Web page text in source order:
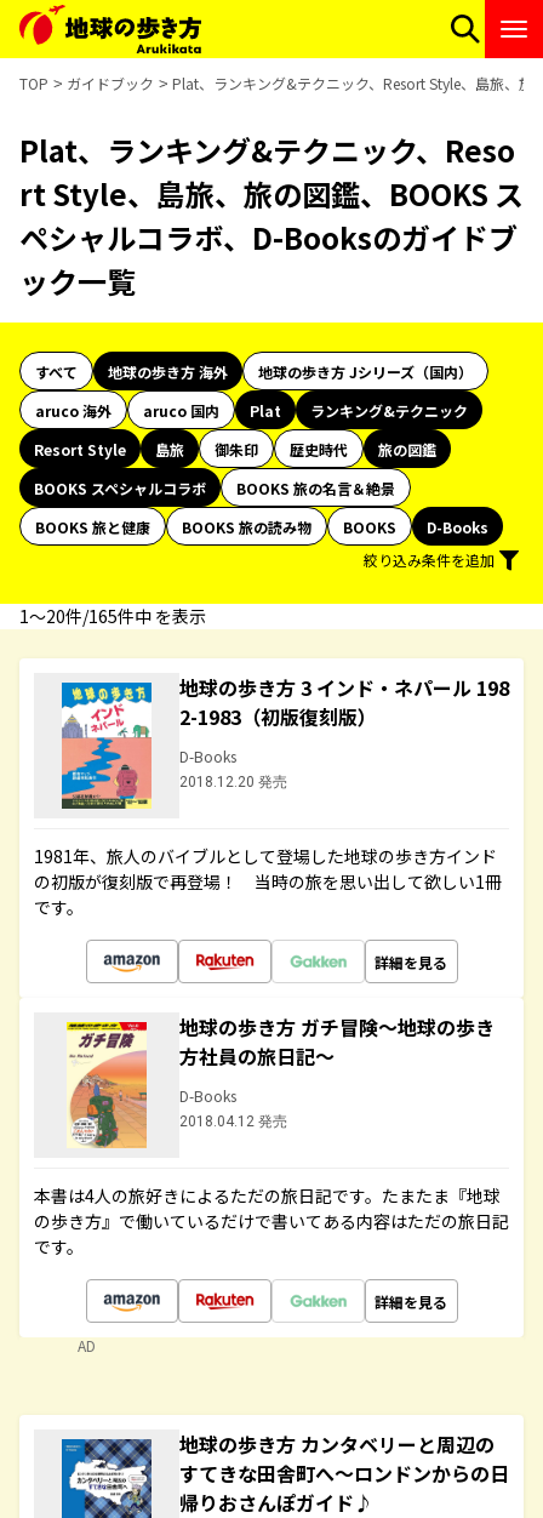
TOP ガイドブック Plat、ランキング&テクニック、Resort Style、島旅、
Plat、ランキング&テクニック、Reso
rt Style、島旅、旅の図鑑、BOOKS ス
ペシャルコラボ、D-Booksのガイドブ
ック一覧
すべて 地球の歩き方 海外
地球の歩き方 Jシリーズ（国内）
aruco 海外
aruco 国内 Plat
ランキング&テクニック
Resort Style
島旅 御朱印 歴史時代
旅の図鑑
BOOKS スペシャルコラボ
BOOKS 旅の名言＆絶景
BOOKS 旅と健康
BOOKS 旅の読み物 BOOKS
D-Books
絞り込み条件を追加
1〜20件/165件中 を表示
地球の歩き方 3 インド・ネパール 198
2-1983（初版復刻版）
D-Books
2018.12.20 発売
1981年、旅人のバイブルとして登場した地球の歩き方インド
の初版が復刻版で再登場！ 当時の旅を思い出して欲しい1冊
です。
詳細を見る
地球の歩き方 ガチ冒険～地球の歩き
方社員の旅日記～
D-Books
2018.04.12 発売
本書は4人の旅好きによるただの旅日記です。たまたま『地球
の歩き方』で働いているだけで書いてある内容はただの旅日記
です。
詳細を見る
AD
地球の歩き方 カンタベリーと周辺の
すてきな田舎町へ～ロンドンからの日
帰りおさんぽガイド♪